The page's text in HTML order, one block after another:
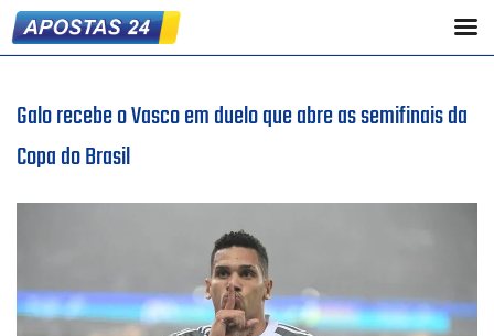
Galo recebe o Vasco em duelo que abre as semifinais da
Copa do Brasil